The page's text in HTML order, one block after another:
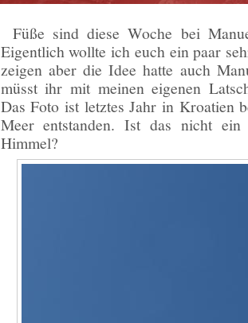
Füße sind diese Woche bei
Eigentlich wollte ich euch ein paar
zeigen aber die Idee hatte auch
müsst ihr mit meinen eigenen
Das Foto ist letztes Jahr in Kroatien
Meer entstanden. Ist das nicht ein
Himmel?